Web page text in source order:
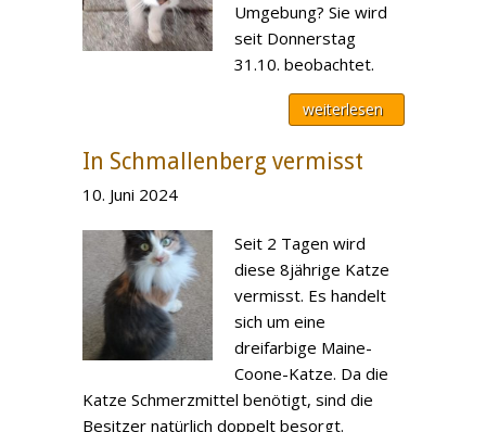
Umgebung? Sie wird
seit Donnerstag
31.10. beobachtet.
weiterlesen
In Schmallenberg vermisst
10. Juni 2024
Seit 2 Tagen wird
diese 8jährige Katze
vermisst. Es handelt
sich um eine
dreifarbige Maine-
Coone-Katze. Da die
Katze Schmerzmittel benötigt, sind die
Besitzer natürlich doppelt besorgt.